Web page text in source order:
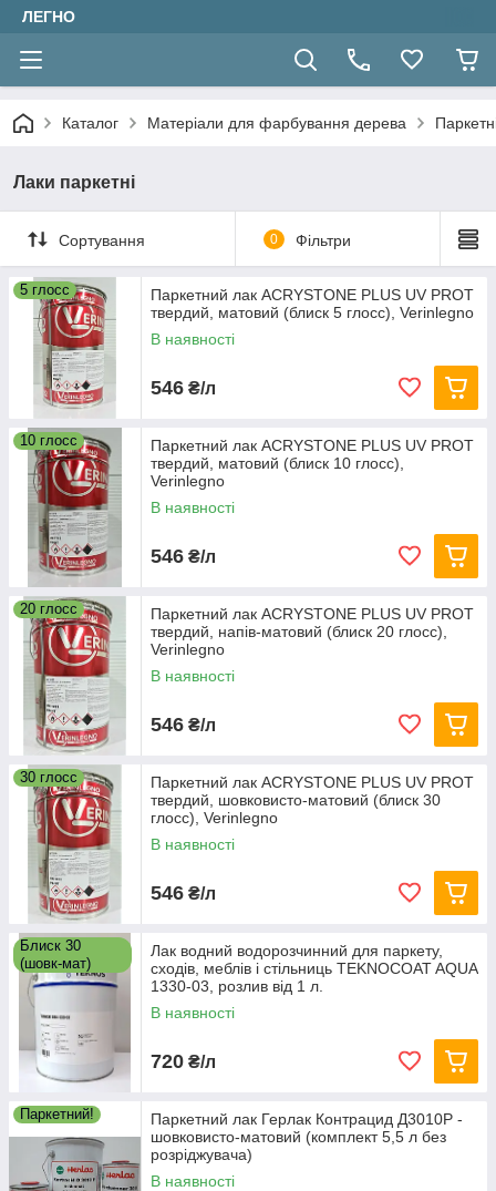
ЛЕГНО
Каталог Матеріали для фарбування дерева
Лаки паркетні
Сортування 0 Фільтри
5 глосс
Паркетний лак ACRYSTONE PLUS UV PROT
твердий, матовий (блиск 5 глосс), Verinlegno
В наявності
546 ₴/л
10 глосс
Паркетний лак ACRYSTONE PLUS UV PROT
твердий, матовий (блиск 10 глосс),
Verinlegno
В наявності
546 ₴/л
20 глосс
Паркетний лак ACRYSTONE PLUS UV PROT
твердий, напів-матовий (блиск 20 глосс),
Verinlegno
В наявності
546 ₴/л
30 глосс
Паркетний лак ACRYSTONE PLUS UV PROT
твердий, шовковисто-матовий (блиск 30
глосс), Verinlegno
В наявності
546 ₴/л
Блиск 30
(шовк-мат)
Лак водний водорозчинний для паркету,
сходів, меблів і стільниць TEKNOCOAT AQUA
1330-03, розлив від 1 л.
В наявності
720 ₴/л
Паркетний!
Паркетний лак Герлак Контрацид Д3010Р -
шовковисто-матовий (комплект 5,5 л без
розріджувача)
В наявності